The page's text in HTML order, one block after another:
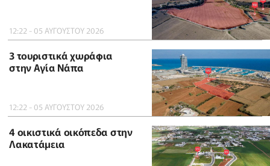
12:22 - 05 ΑΥΓΟΥΣΤΟΥ 2026
3 τουριστικά χωράφια
στην Αγία Νάπα
12:22 - 05 ΑΥΓΟΥΣΤΟΥ 2026
4 οικιστικά οικόπεδα στην
Λακατάμεια